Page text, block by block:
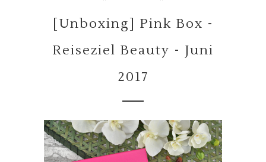
[Unboxing] Pink Box -
Reiseziel Beauty - Juni
2017